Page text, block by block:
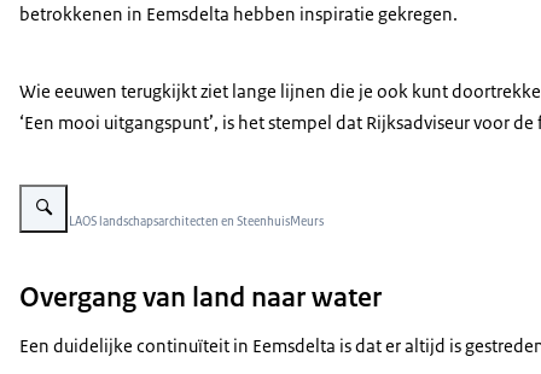
betrokkenen in Eemsdelta hebben inspiratie gekregen.
Wie eeuwen terugkijkt ziet lange lijnen die je ook kunt
‘Een mooi uitgangspunt’, is het stempel dat Rijksadviseur voor
Vergroot afbeelding Landschap Groningen
Beeld: © LAOS landschapsarchitecten en SteenhuisMeurs
Overgang van land naar water
Een duidelijke continuïteit in Eemsdelta is dat er altijd is